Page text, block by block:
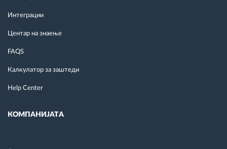
Интеграции
Центар на знаење
FAQS
Калкулатор за заштеди
Help Center
КОМПАНИЈАТА